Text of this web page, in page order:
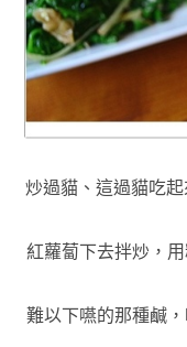
炒過貓 、 這過貓吃
紅蘿蔔下去拌炒 ，
難以下嚥的那種鹹